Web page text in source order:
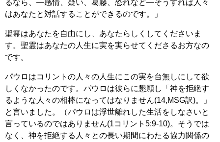
るなら、―感情、疑い、葛藤、恐れなど―そうすれば人々
はあなたと対話することができるのです。」
聖霊はあなたを自由にし、あなたらしくしてくださいま
す。聖霊はあなたの人生に実を実らせてくださるお方なの
です。
パウロはコリントの人々の人生にこの実を台無しにして欲
しくなかったのです。パウロは彼らに懇願し「神を拒絶す
るような人々の相棒になってはなりません(14,MSG訳)。」
と言いました。（パウロは浮世離れした生活をしなさいと
言っているのではありません(1コリント5:9-10)。そうでは
なく、神を拒絶する人々との長い期間にわたる協力関係の